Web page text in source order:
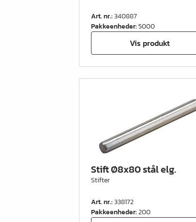
Art. nr.:340887
Pakkeenheder:5000
Vis produkt
Stift Ø8x80 stål elg.
Stifter
Art. nr.:338172
Pakkeenheder:200